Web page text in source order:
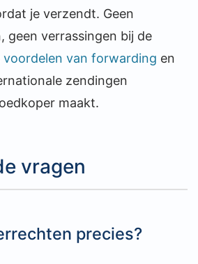
je verzendt. Geen
geen verrassingen bij de
voordelen van forwarding en
zendingen
maakt.
vragen
precies?